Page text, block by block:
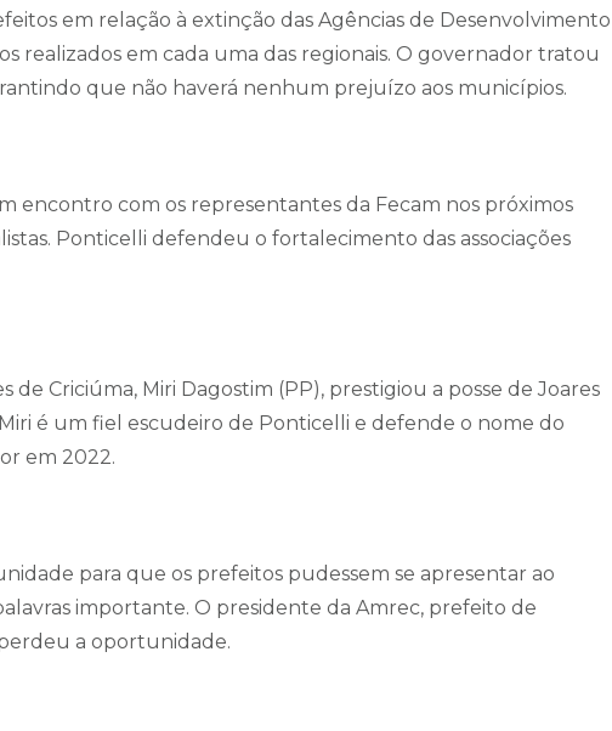
em relação à extinção das Agências de Desenvolvimento
realizados em cada uma das regionais. O governador tratou
que não haverá nenhum prejuízo aos municípios.
encontro com os representantes da Fecam nos próximos
Ponticelli defendeu o fortalecimento das associações
de Criciúma, Miri Dagostim (PP), prestigiou a posse de Joares
é um fiel escudeiro de Ponticelli e defende o nome do
em 2022.
para que os prefeitos pudessem se apresentar ao
importante. O presidente da Amrec, prefeito de
a oportunidade.